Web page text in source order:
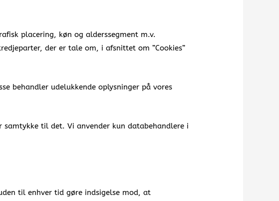
placering, køn og alderssegment m.v.
der er tale om, i afsnittet om ”Cookies”
behandler udelukkende oplysninger på vores
til det. Vi anvender kun databehandlere i
til enhver tid gøre indsigelse mod, at